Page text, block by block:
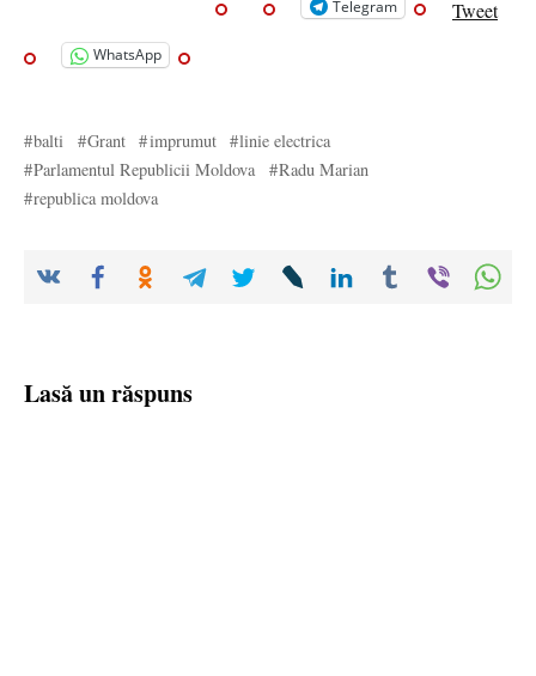
Telegram Tweet
WhatsApp
balti Grant imprumut
linie electrica
Parlamentul Republicii Moldova
Radu Marian
republica moldova
Lasă un răspuns